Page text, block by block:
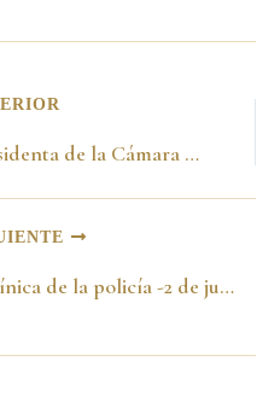
Condecoración a la Presidenta de la Cámara de Representantes -4 de julio del 2000-
Inauguración de la clínica de la policía -2 de junio del 2000-